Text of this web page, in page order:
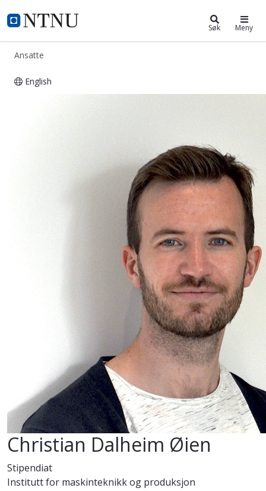
NTNU Hjemmeside
ntnu.no Søk Meny
Ansatte
English
Christian Dalheim Øien
Stipendiat
Institutt for maskinteknikk og produksjon